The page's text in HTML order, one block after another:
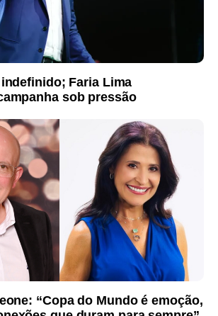
Faria Lima
sob pressão
“Copa do Mundo é emoção,